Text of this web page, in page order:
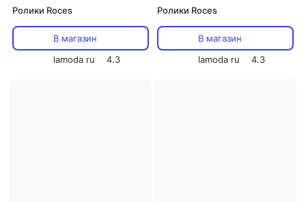
Ролики Roces
В магазин
lamoda ru
4.3
Ролики Roces
В магазин
lamoda ru
4.3